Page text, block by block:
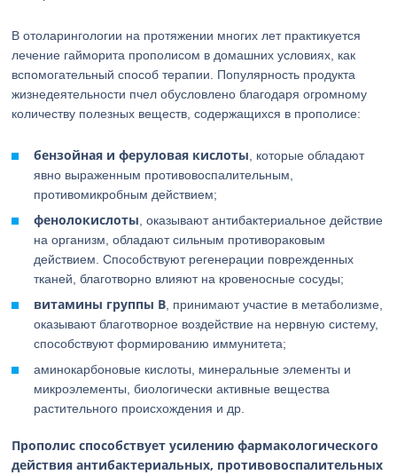
В отоларингологии на протяжении многих лет практикуется
лечение гайморита прополисом в домашних условиях, как
вспомогательный способ терапии. Популярность продукта
жизнедеятельности пчел обусловлено благодаря огромному
количеству полезных веществ, содержащихся в прополисе:
бензойная и феруловая кислоты , которые обладают
явно выраженным противовоспалительным,
противомикробным действием;
фенолокислоты , оказывают антибактериальное действие
на организм, обладают сильным противораковым
действием. Способствуют регенерации поврежденных
тканей, благотворно влияют на кровеносные сосуды;
витамины группы В , принимают участие в метаболизме,
оказывают благотворное воздействие на нервную систему,
способствуют формированию иммунитета;
аминокарбоновые кислоты, минеральные элементы и
микроэлементы, биологически активные вещества
растительного происхождения и др.
Прополис способствует усилению фармакологического
действия антибактериальных, противовоспалительных